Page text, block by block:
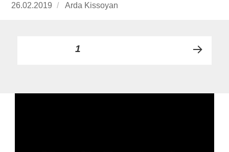
Publicado
26.02.2019
https://www.experimenta.es/author/arda-
Arda Kissoyan
Paginación
entradas
PÁGINA1